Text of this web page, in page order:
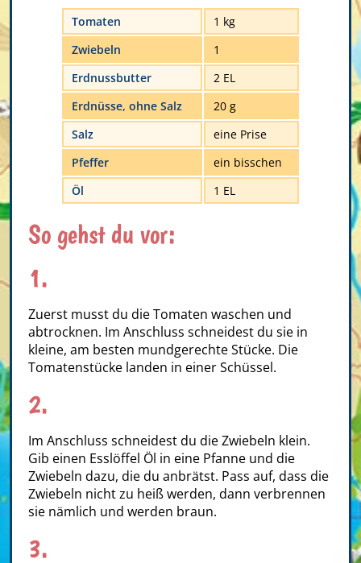
Tomaten
1 kg
Zwiebeln
1
Erdnussbutter
2 EL
Erdnüsse, ohne Salz
20 g
Salz
eine Prise
Pfeffer
ein bisschen
Öl
1 EL
So gehst du vor:
1.
Zuerst musst du die Tomaten waschen und
abtrocknen. Im Anschluss schneidest du sie in
kleine, am besten mundgerechte Stücke. Die
Tomatenstücke landen in einer Schüssel.
2.
Im Anschluss schneidest du die Zwiebeln klein.
Gib einen Esslöffel Öl in eine Pfanne und die
Zwiebeln dazu, die du anbrätst. Pass auf, dass die
Zwiebeln nicht zu heiß werden, dann verbrennen
sie nämlich und werden braun.
3.